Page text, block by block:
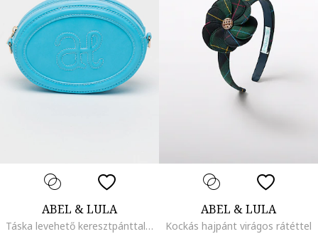
ABEL & LULA
Táska levehető keresztpánttal, Világoskék
ABEL & LULA
Kockás hajpánt virágos rátéttel